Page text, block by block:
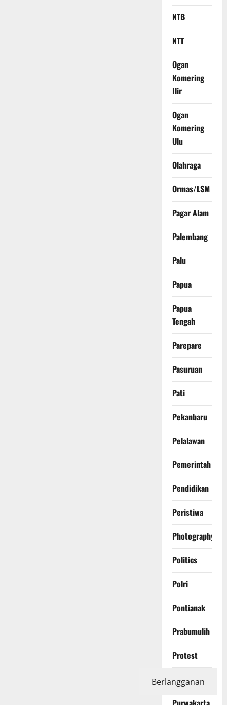
NTB
NTT
Ogan
Komering
Ilir
Ogan
Komering
Ulu
Olahraga
Ormas/LSM
Pagar Alam
Palembang
Palu
Papua
Papua
Tengah
Parepare
Pasuruan
Pati
Pekanbaru
Pelalawan
Pemerintah
Pendidikan
Peristiwa
Photography
Politics
Polri
Pontianak
Prabumulih
Protest
Purbalingga
Berlangganan